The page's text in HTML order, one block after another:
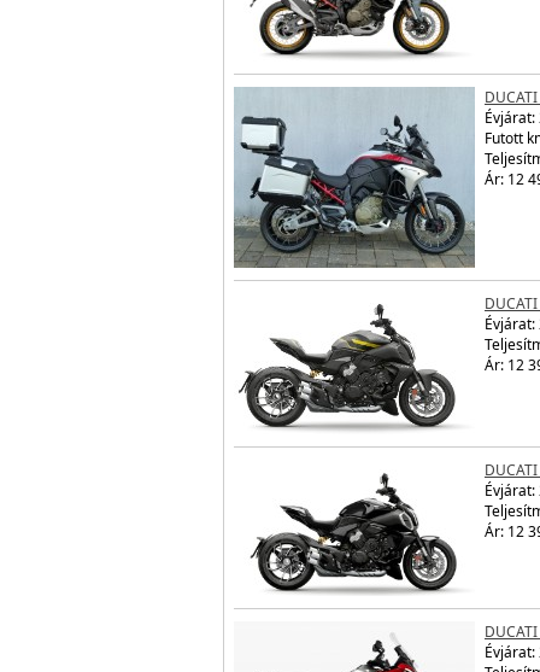
Évjárat:
Futott
Ár: 12
Évjárat:
Ár: 12
Évjárat:
Ár: 12
Évjárat: